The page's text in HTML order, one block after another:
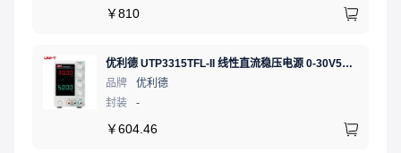
￥810
优利德 UTP3315TFL-II 线性直流稳压电源 0-30V5A 低噪声高精度实验电源
品牌
优利德
封装
-
￥604.46